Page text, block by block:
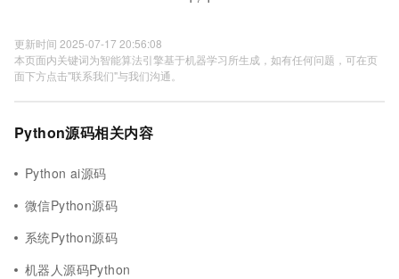
更新时间 2025-07-17 20:56:08
本页面内关键词为智能算法引擎基于机器学习所生成，如有任何问题，可在页
面下方点击"联系我们"与我们沟通。
Python源码相关内容
Python ai源码
微信Python源码
系统Python源码
机器人源码Python